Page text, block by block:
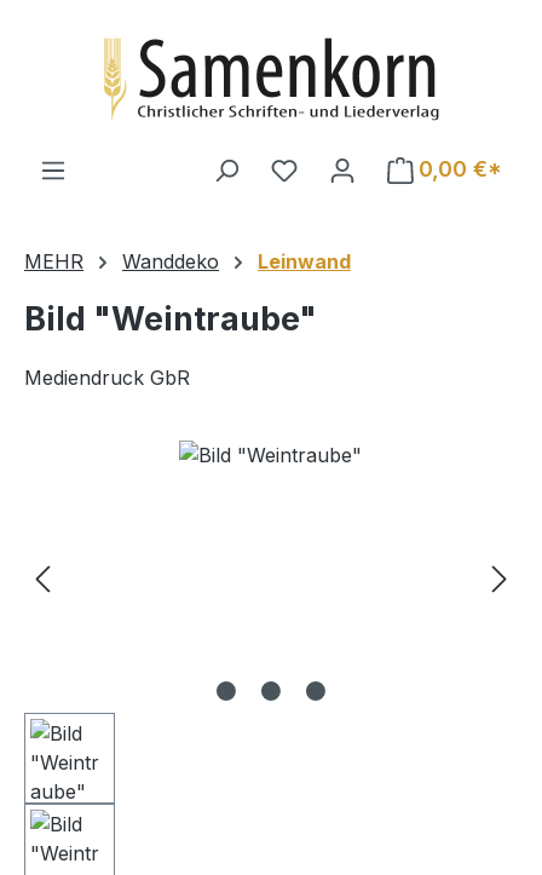
0,00 €*
MEHR Wanddeko Leinwand
Bild "Weintraube"
Mediendruck GbR
Bildergalerie überspringen